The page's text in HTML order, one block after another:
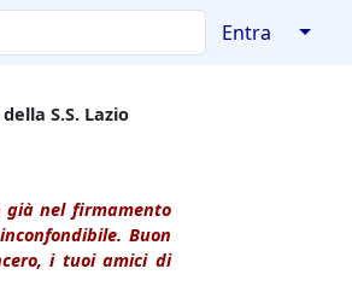
Entra ↓
S.S. Lazio
già nel firmamento
Buon
i tuoi amici di